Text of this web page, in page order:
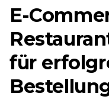
E-
für